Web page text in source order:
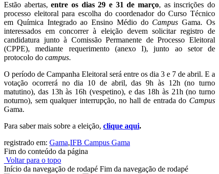
Estão abertas,entre os dias 29 e 31 de março, as inscrições do
processo eleitoral para escolha do coordenador do Curso Técnico
em Química Integrado ao Ensino Médio do Campus Gama. Os
interessados em concorrer à eleição devem solicitar registro de
candidatura junto à Comissão Permanente de Processo Eleitoral
(CPPE), mediante requerimento (anexo I), junto ao setor de
protocolo do campus.
O período de Campanha Eleitoral será entre os dia 3 e 7 de abril. E a
votação ocorrerá no dia 10 de abril, das 9h às 12h (no turno
matutino), das 13h às 16h (vespetino), e das 18h às 21h (no turno
noturno), sem qualquer interrupção, no hall de entrada do Campus
Gama.
Para saber mais sobre a eleição, clique aqui.
registrado em: Gama,IFB Campus Gama
Fim do conteúdo da página
Voltar para o topo
Início da navegação de rodapé Fim da navegação de rodapé